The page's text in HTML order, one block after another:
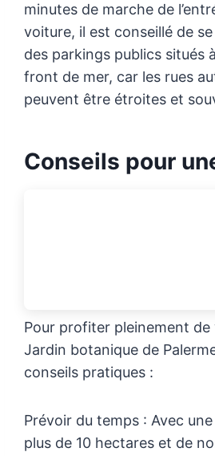
minutes de marche de
voiture, il est conseillé de se
des parkings publics situés
front de mer, car les rues
peuvent être étroites et
Conseils pour
Pour profiter pleinement de
Jardin botanique de
conseils pratiques :
Prévoir du temps : Avec
plus de 10 hectares et de